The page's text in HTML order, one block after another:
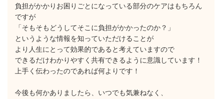
負担がかかりお困りごとになっている部分のケアはもちろん
ですが
「そもそもどうしてそこに負担がかかったのか？」
というような情報を知っていただけることが
より人生にとって効果的であると考えていますので
できるだけわかりやすく共有できるように意識しています！
上手く伝わったのであれば何よりです！
今後も何かありましたら、いつでも気兼ねなく、